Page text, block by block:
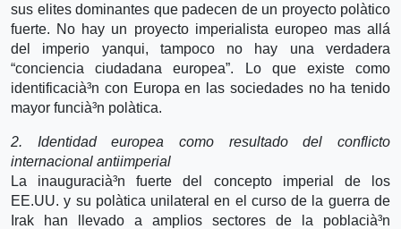
sus elites dominantes que padecen de un proyecto polà­tico
fuerte. No hay un proyecto imperialista europeo mas allá
del imperio yanqui, tampoco no hay una verdadera
“conciencia ciudadana europea”. Lo que existe como
identificacià³n con Europa en las sociedades no ha tenido
mayor funcià³n polà­tica.
2. Identidad europea como resultado del conflicto
internacional antiimperial
La inauguracià³n fuerte del concepto imperial de los
EE.UU. y su polà­tica unilateral en el curso de la guerra de
Irak han llevado a amplios sectores de la poblacià³n